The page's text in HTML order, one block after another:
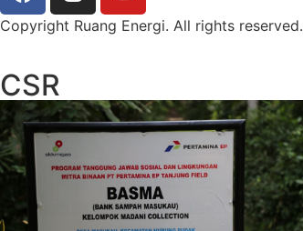
Copyright Ruang Energi. All rights reserved.
CSR